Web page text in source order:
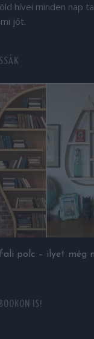
hívei minden nap
jót.
fali polc – ilyet még
IS!